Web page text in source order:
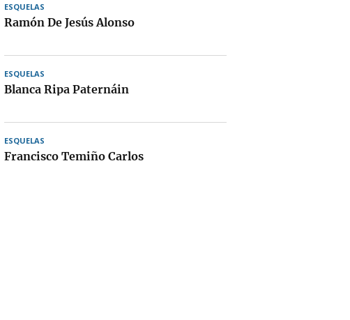
ESQUELAS
Ramón De Jesús Alonso
ESQUELAS
Blanca Ripa Paternáin
ESQUELAS
Francisco Temiño Carlos